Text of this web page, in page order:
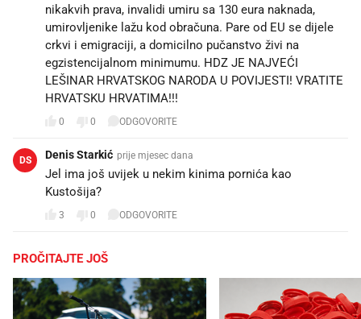
nikakvih prava, invalidi umiru sa 130 eura naknada,
umirovljenike lažu kod obračuna. Pare od EU se dijele
crkvi i emigraciji, a domicilno pučanstvo živi na
egzistencijalnom minimumu. HDZ JE NAJVEĆI
LEŠINAR HRVATSKOG NARODA U POVIJESTI! VRATITE
HRVATSKU HRVATIMA!!!
0 0 ODGOVORITE
DS Denis Starkić prije mjesec dana
Jel ima još uvijek u nekim kinima pornića kao
Kustošija?
3 0 ODGOVORITE
PROČITAJTE JOŠ